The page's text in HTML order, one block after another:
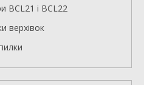
BCL21 і BCL22
верхівок